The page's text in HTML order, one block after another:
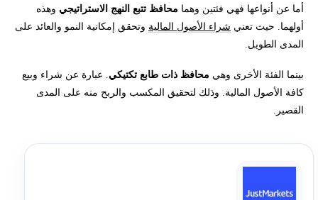
أما عن أنواعها فهي فئتين وهما محافظ تتبع النهج الاستراتيجي وهذه
أولهما. حيث تعني شراء الأصول المالية وتحقق إمكانية النمو والعائد على
المدى الطويل.
بينما الفئة الأخرى وهي محافظ ذات طابع تكتيكي. عبارة عن شراء وبيع
كافة الأصول المالية. وذلك لتحقيق المكسب والربح منه على المدى
القصير.